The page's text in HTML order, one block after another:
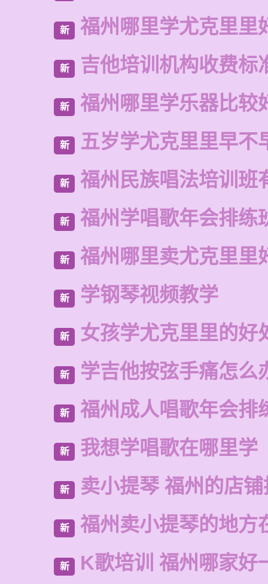
新 福州哪里学尤克里里
新 吉他培训机构收费标
新 福州哪里学乐器比较
新 五岁学尤克里里早不
新 福州民族唱法培训班
新 福州学唱歌年会排练
新 福州哪里卖尤克里里
新 学钢琴视频教学
新 女孩学尤克里里的好
新 学吉他按弦手痛怎么
新 福州成人唱歌年会排
新 我想学唱歌在哪里学
新 卖小提琴 福州的店
新 福州卖小提琴的地方
新 K歌培训 福州哪家好